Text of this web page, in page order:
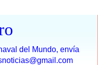
del Mundo, envía